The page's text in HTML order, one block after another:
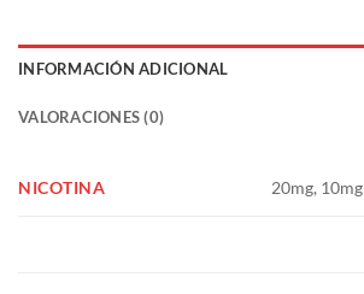
INFORMACIÓN ADICIONAL
VALORACIONES (0)
NICOTINA 20mg, 10mg